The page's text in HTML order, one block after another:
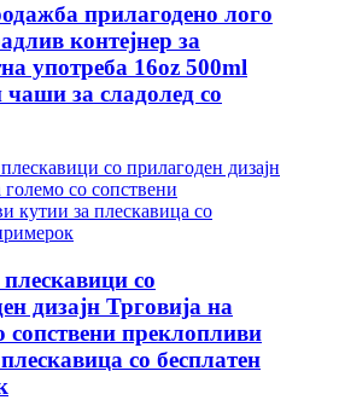
прилагодено лого
контејнер за
употреба 16oz 500ml
чаши за сладолед со
со
дизајн Трговија на
сопствени преклопливи
со бесплатен